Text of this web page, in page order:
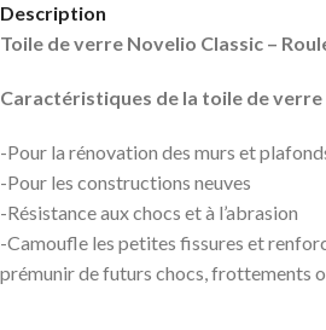
Description
Toile de verre Novelio Classic –
Caractéristiques de la toile de
-Pour la rénovation des murs et
-Pour les constructions neuves
-Résistance aux chocs et à l’abrasion
-Camoufle les petites fissures et
prémunir de futurs chocs, frottements